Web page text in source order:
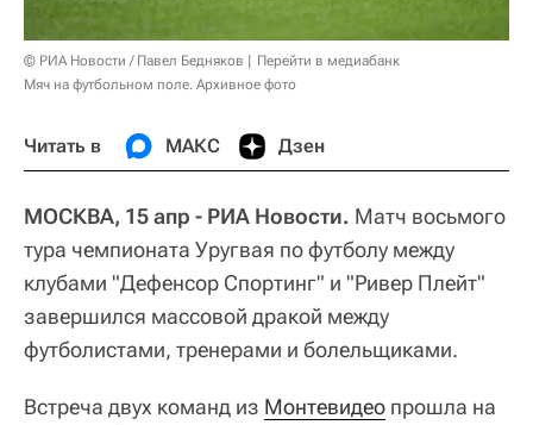
© РИА Новости / Павел Бедняков
Перейти в медиабанк
Мяч на футбольном поле. Архивное фото
Читать в МАКС Дзен
МОСКВА, 15 апр - РИА Новости. Матч восьмого
тура чемпионата Уругвая по футболу между
клубами "Дефенсор Спортинг" и "Ривер Плейт"
завершился массовой дракой между
футболистами, тренерами и болельщиками.
Встреча двух команд из Монтевидео прошла на